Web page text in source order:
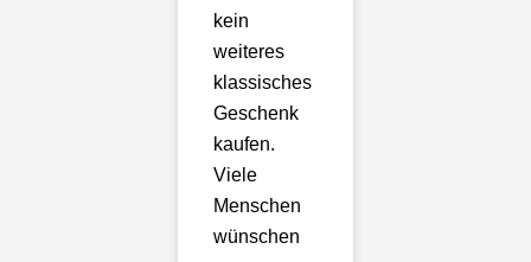
kein
weiteres
klassisches
Geschenk
kaufen.
Viele
Menschen
wünschen